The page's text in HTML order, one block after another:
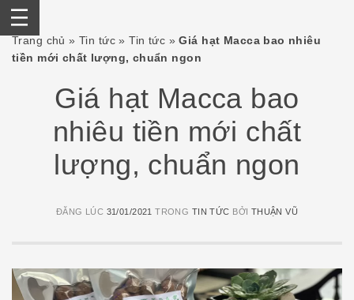
SkipTrang chủ »Tin tức »Tin tức »Giá hạt Macca bao nhiêu
tiền mới chất lượng, chuẩn ngon
Giá hạt Macca bao
nhiêu tiền mới chất
lượng, chuẩn ngon
ĐĂNG LÚC 31/01/2021 TRONG TIN TỨC BỞI THUẬN VŨ